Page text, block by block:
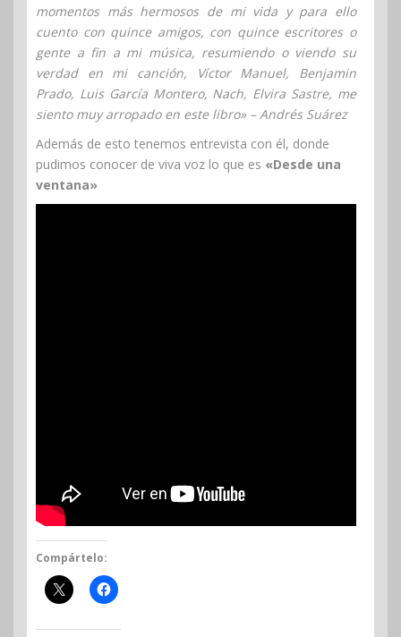
momentos más hermosos de mi vida y para ello
cuento con quince amigos, con quince escritores o
gente a fin a mi música, resumiendo o viendo su
verdad en mi canción, Víctor Manuel, Benjamin
Prado, Luis García Montero, Nach, Elvira Sastre, me
siento muy arropado en este libro» – Andrés Suárez
Además de esto tenemos entrevista con él, donde
pudimos conocer de viva voz lo que es «Desde una
ventana»
Compártelo: